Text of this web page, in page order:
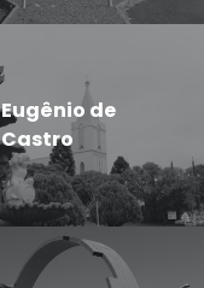
Eugênio de
Castro